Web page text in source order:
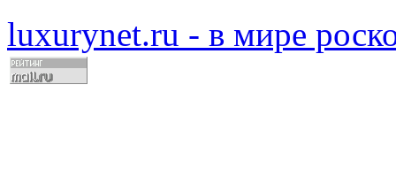
luxurynet.ru - в мире